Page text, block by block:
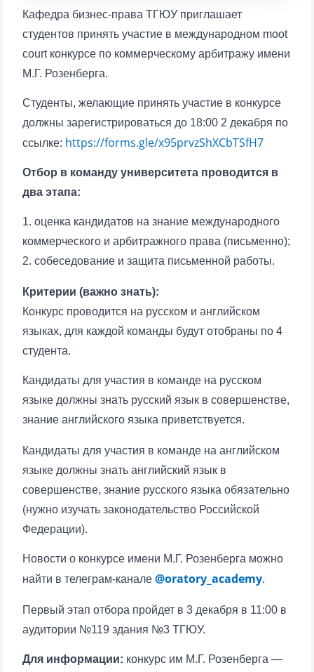
Ваше имя и фамилия
Ваш номер телефона
Почта
Кафедра бизнес-права ТГЮУ приглашает
студентов принять участие в международном moot
court конкурсе по коммерческому арбитражу имени
М.Г. Розенберга.
Студенты, желающие принять участие в конкурсе
должны зарегистрироваться до 18:00 2 декабря по
ссылке: https://forms.gle/x95prvzShXCbTSfH7
Отбор в команду университета проводится в
два этапа:
1. оценка кандидатов на знание международного
коммерческого и арбитражного права (письменно);
2. собеседование и защита письменной работы.
Критерии (важно знать):
Конкурс проводится на русском и английском
языках, для каждой команды будут отобраны по 4
студента.
Кандидаты для участия в команде на русском
языке должны знать русский язык в совершенстве,
знание английского языка приветствуется.
Кандидаты для участия в команде на английском
языке должны знать английский язык в
совершенстве, знание русского языка обязательно
(нужно изучать законодательство Российской
Федерации).
Новости о конкурсе имени М.Г. Розенберга можно
найти в телеграм-канале @oratory_academy.
Первый этап отбора пройдет в 3 декабря в 11:00 в
аудитории №119 здания №3 ТГЮУ.
Для информации: конкурс им М.Г. Розенберга —